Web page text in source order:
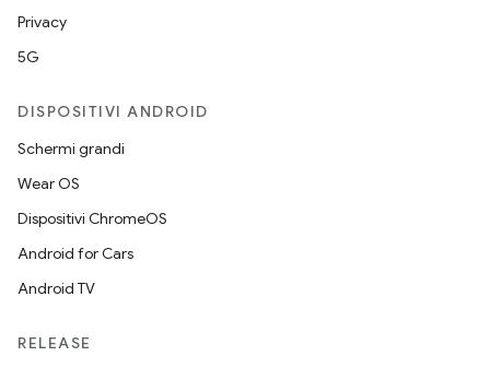
Privacy
5G
DISPOSITIVI ANDROID
Schermi grandi
Wear OS
Dispositivi ChromeOS
Android for Cars
Android TV
RELEASE